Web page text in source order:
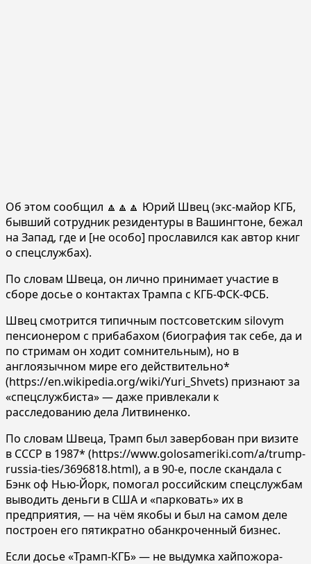
Об этом сообщил 🔼🔼🔼 Юрий Швец (экс-майор КГБ,
бывший сотрудник резидентуры в Вашингтоне, бежал
на Запад, где и [не особо] прославился как автор книг
о спецслужбах).
По словам Швеца, он лично принимает участие в
сборе досье о контактах Трампа с КГБ-ФСК-ФСБ.
Швец смотрится типичным постсоветским silovym
пенсионером с прибабахом (биография так себе, да и
по стримам он ходит сомнительным), но в
англоязычном мире его действительно*
(https://en.wikipedia.org/wiki/Yuri_Shvets) признают за
«спецслужбиста» — даже привлекали к
расследованию дела Литвиненко.
По словам Швеца, Трамп был завербован при визите
в СССР в 1987* (https://www.golosameriki.com/a/trump-
russia-ties/3696818.html), а в 90-е, после скандала с
Бэнк оф Нью-Йорк, помогал российским спецслужбам
выводить деньги в США и «парковать» их в
предприятия, — на чём якобы и был на самом деле
построен его пятикратно обанкроченный бизнес.
Если досье «Трамп-КГБ» — не выдумка хайпожора-